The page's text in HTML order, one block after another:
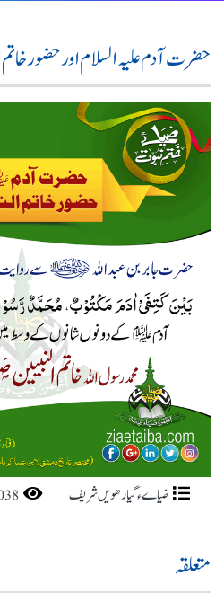
حضرت آدم علیہ السلام اور حضور
ضیاےء گیارھویں شریف
متعلقہ